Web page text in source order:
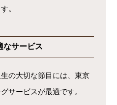
。
なサービス
の大切な節目には、東京
サービスが最適です。